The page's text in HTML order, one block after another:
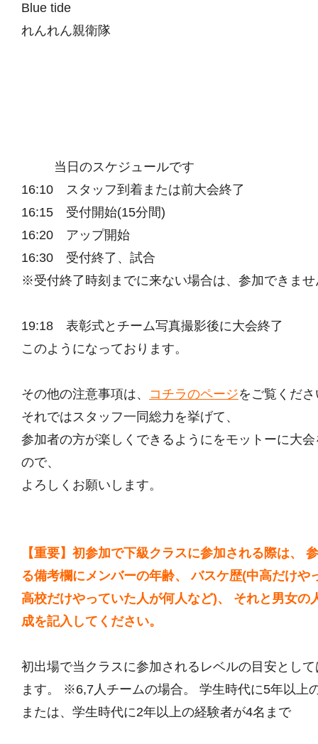
Blue tide
れんれん親衛隊
当日のスケジュールです
16:10 スタッフ到着または前大会終了
16:15 受付開始(15分間)
16:20 アップ開始
16:30 受付終了、試合
※受付終了時刻までに来ない場合は、参加できませ
19:18 表彰式とチーム写真撮影後に大会終了
このようになっております。
その他の注意事項は、 コチラのページをご覧くだ
それではスタッフ一同総力を挙げて、
参加者の方が楽しくできるようにをモットーに大
ので、
よろしくお願いします。
【重要】初参加で下級クラスに参加される際は、
る備考欄にメンバーの年齢、 バスケ歴(中高だけや
高校だけやっていた人が何人など)、 それと男女の
成を記入してください。
初出場で当クラスに参加されるレベルの目安とし
ます。 ※6,7人チームの場合。 学生時代に5年以上
または、学生時代に2年以上の経験者が4名まで